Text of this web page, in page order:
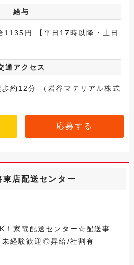
給与
1135円 【平日17時以降・土日
通アクセス
約12分 （岩谷マテリアル株式
応募する
店配送センター
！家電配送センター☆配送事
未経験歓迎◎昇給/社割有